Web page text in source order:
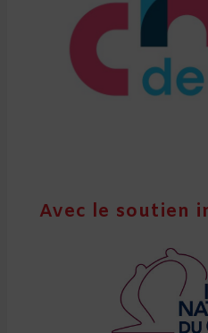
Avec le soutien